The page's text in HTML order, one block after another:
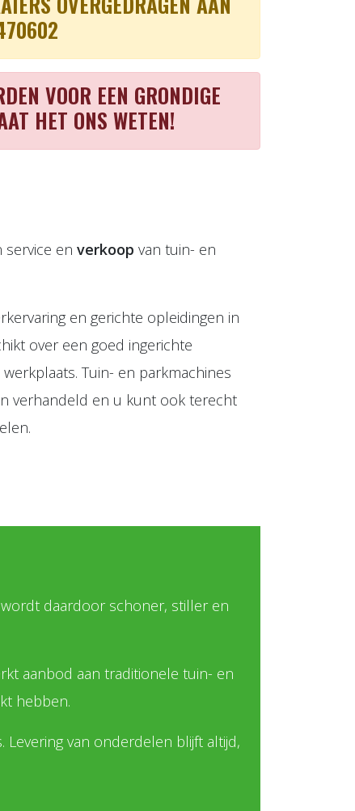
BEKIJK EGO GRASMAAIERS
VOOR EEN GRONDIGE
HET ONS WETEN!
service en verkoop van tuin- en
en gerichte opleidingen in
over een goed ingerichte
Tuin- en parkmachines
verhandeld en u kunt ook terecht
daardoor schoner, stiller en
aanbod aan traditionele tuin- en
hebben.
van onderdelen blijft altijd,